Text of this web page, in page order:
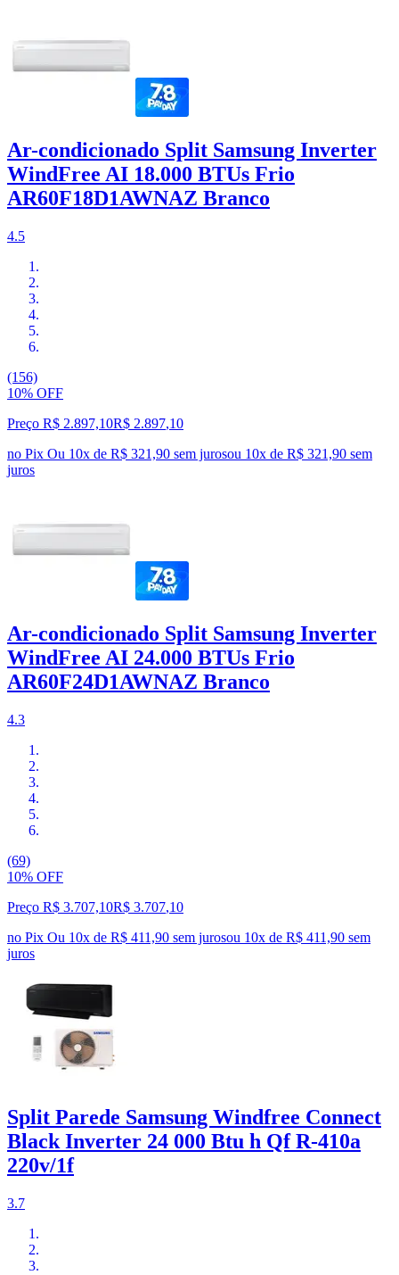
Ar-condicionado Split Samsung Inverter
WindFree AI 18.000 BTUs Frio
AR60F18D1AWNAZ Branco
4.5
(156)
10% OFF
Preço R$ 2.897,10R$ 2.897,10
no Pix Ou 10x de R$ 321,90 sem jurosou 10x de R$ 321,90 sem
juros
Ar-condicionado Split Samsung Inverter
WindFree AI 24.000 BTUs Frio
AR60F24D1AWNAZ Branco
4.3
(69)
10% OFF
Preço R$ 3.707,10R$ 3.707,10
no Pix Ou 10x de R$ 411,90 sem jurosou 10x de R$ 411,90 sem
juros
Split Parede Samsung Windfree Connect
Black Inverter 24 000 Btu h Qf R-410a
220v/1f
3.7